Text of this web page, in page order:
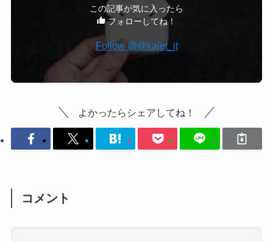
この記事が気に入ったら
フォローしてね！
Follow @@kajet_jt
よかったらシェアしてね！
コメント